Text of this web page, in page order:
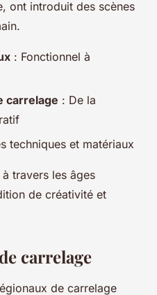
ont introduit des scènes
: Fonctionnel à
carrelage : De la
techniques et matériaux
à travers les âges
de créativité et
carrelage
de carrelage